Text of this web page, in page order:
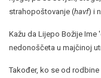
strahopoštovanje (havf) i
Kažu da Lijepo Božije
nedonoščeta u majčinoj
Također, ko se od